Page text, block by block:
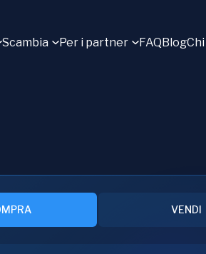
Scambia Per i partner FAQBlog
VENDI